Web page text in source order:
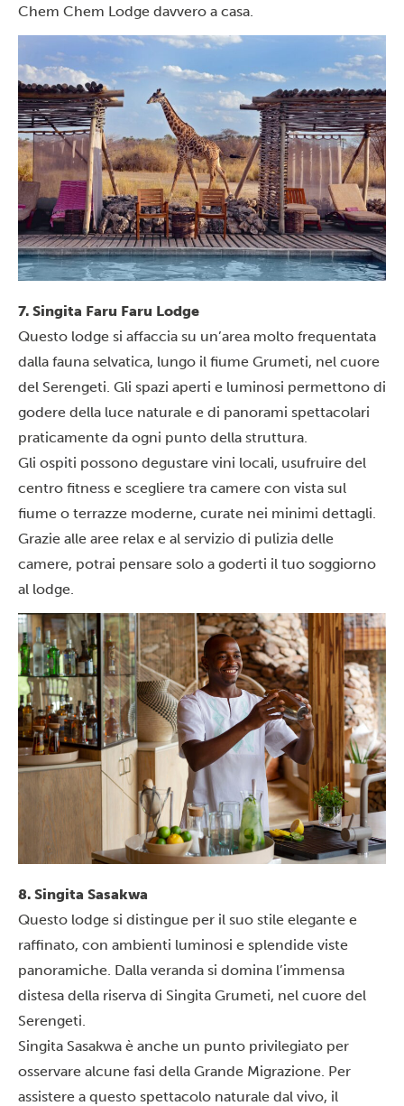
Chem Chem Lodge davvero a casa.
7. Singita Faru Faru Lodge
Questo lodge si affaccia su un’area molto frequentata
dalla fauna selvatica, lungo il fiume Grumeti, nel cuore
del Serengeti. Gli spazi aperti e luminosi permettono di
godere della luce naturale e di panorami spettacolari
praticamente da ogni punto della struttura.
Gli ospiti possono degustare vini locali, usufruire del
centro fitness e scegliere tra camere con vista sul
fiume o terrazze moderne, curate nei minimi dettagli.
Grazie alle aree relax e al servizio di pulizia delle
camere, potrai pensare solo a goderti il tuo soggiorno
al lodge.
8. Singita Sasakwa
Questo lodge si distingue per il suo stile elegante e
raffinato, con ambienti luminosi e splendide viste
panoramiche. Dalla veranda si domina l’immensa
distesa della riserva di Singita Grumeti, nel cuore del
Serengeti.
Singita Sasakwa è anche un punto privilegiato per
osservare alcune fasi della Grande Migrazione . Per
assistere a questo spettacolo naturale dal vivo, il